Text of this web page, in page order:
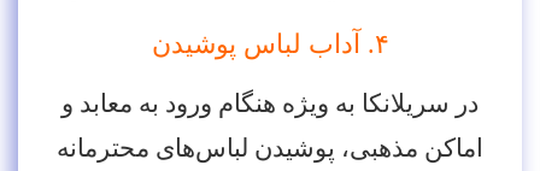
۴. آداب لباس پوشیدن
در سریلانکا به‌ ویژه هنگام ورود به معابد و
اماکن مذهبی، پوشیدن لباس‌های محترمانه